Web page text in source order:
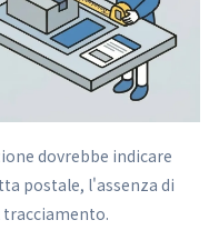
dovrebbe indicare
postale, l'assenza di